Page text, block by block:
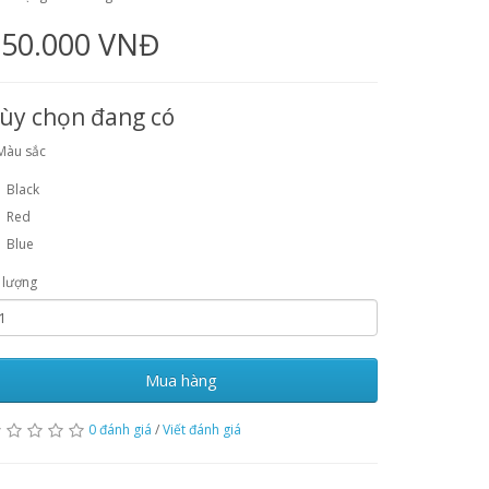
VNĐ
chọn đang có
sắc
Black
Red
Blue
lượng
Mua hàng
0 đánh giá /Viết đánh giá